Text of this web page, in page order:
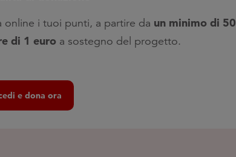
online i tuoi punti, a partire da un minimo di 50
di 1 euro a sostegno del progetto.
e dona ora